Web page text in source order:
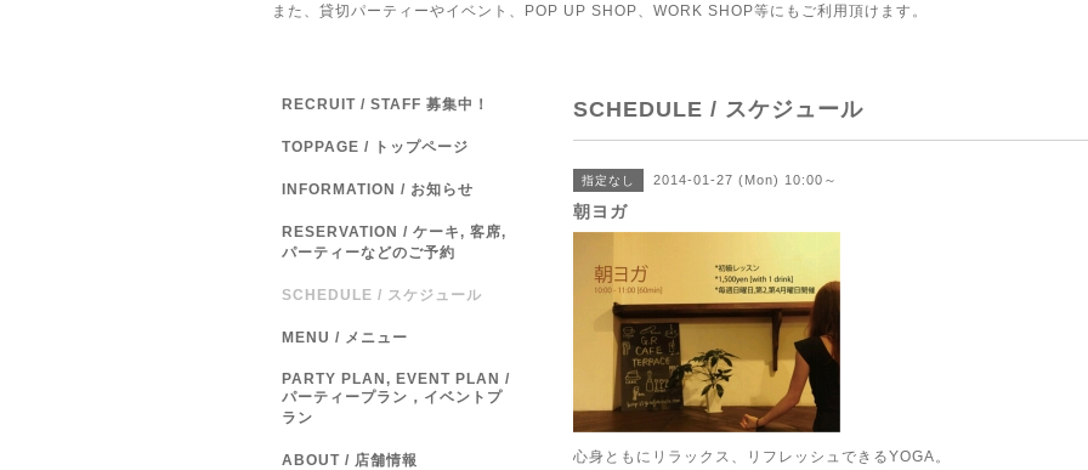
また、貸切パーティーやイベント、POP UP SHOP、WORK SHOP等にもご利用頂けます。
SCHEDULE / スケジュール
指定なし 2014-01-27 (Mon) 10:00～
朝ヨガ
心身ともにリラックス、リフレッシュできるYOGA。
RECRUIT / STAFF 募集中！
TOPPAGE / トップページ
INFORMATION / お知らせ
RESERVATION / ケーキ, 客席,
パーティーなどのご予約
SCHEDULE / スケジュール
MENU / メニュー
PARTY PLAN, EVENT PLAN /
パーティープラン，イベントプ
ラン
ABOUT / 店舗情報